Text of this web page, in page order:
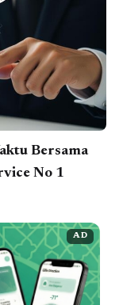
Bersama
No 1
AD